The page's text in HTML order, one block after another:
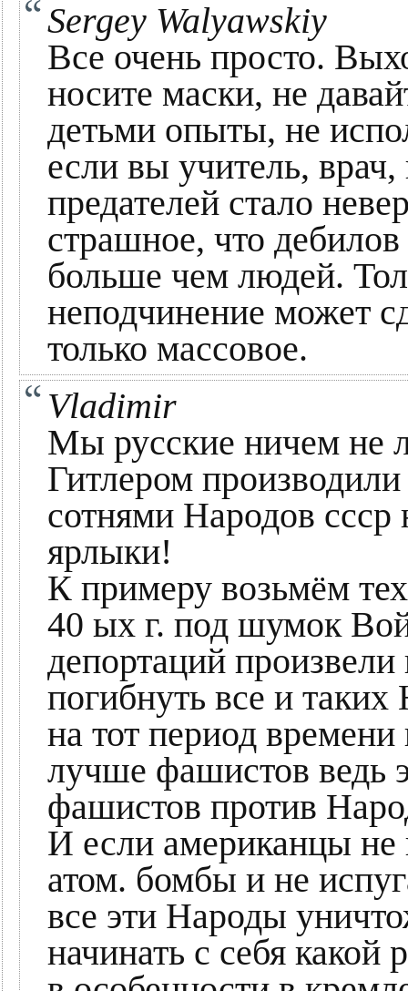
Sergey Walyawskiy
Все очень просто.
носите маски, не
детьми опыты, не
если вы учитель,
предателей стало
страшное, что
больше чем людей.
неподчинение может
только массовое.
Vladimir
Мы русские ничем не
Гитлером
сотнями Народов
ярлыки!
К примеру возьмём
40 ых г. под шумок
депортаций
погибнуть все и
на тот период
лучше фашистов ведь
фашистов против
И если американцы
атом. бомбы и не
все эти Народы
начинать с себя какой